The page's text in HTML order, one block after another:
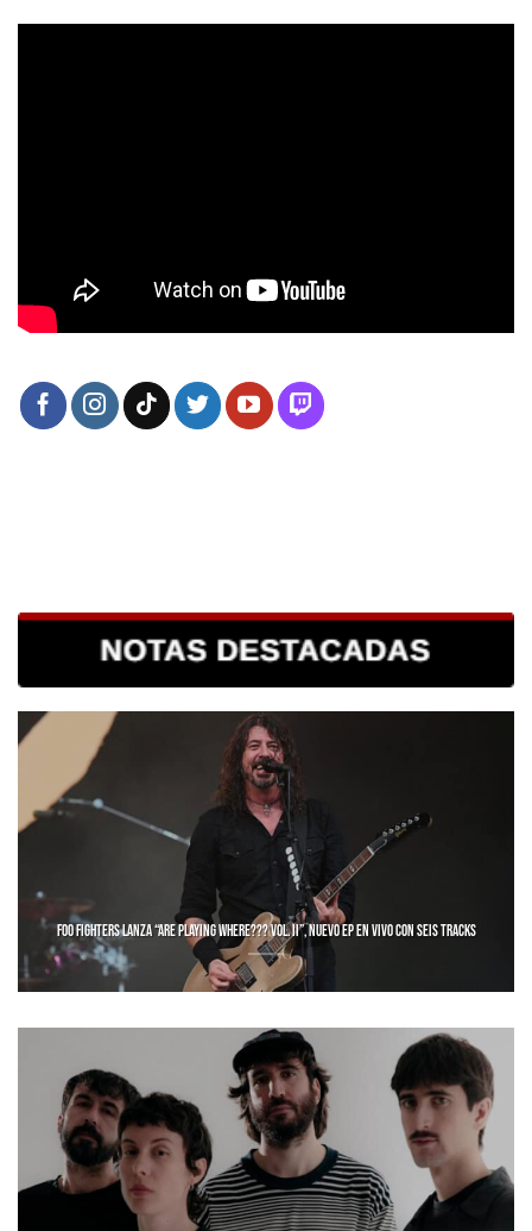
FOO FIGHTERS LANZA “ARE PLAYING WHERE??? VOL. II”, NUEVO EP EN VIVO CON SEIS TRACKS